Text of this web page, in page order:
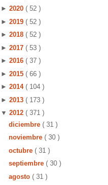
► 2020 ( 52 )
► 2019 ( 52 )
► 2018 ( 52 )
► 2017 ( 53 )
► 2016 ( 37 )
► 2015 ( 66 )
► 2014 ( 104 )
► 2013 ( 173 )
▼ 2012 ( 371 )
diciembre ( 31 )
noviembre ( 30 )
octubre ( 31 )
septiembre ( 30 )
agosto ( 31 )